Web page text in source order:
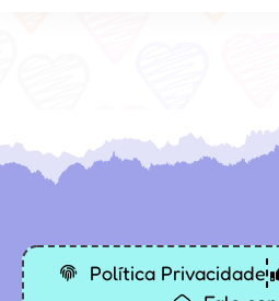
Política Privacidade